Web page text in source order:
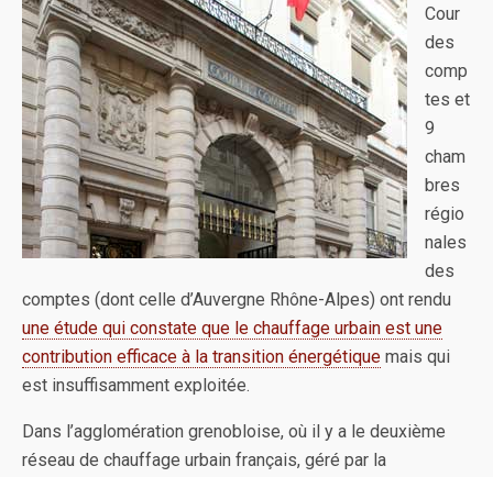
Cour
des
comp
tes et
9
cham
bres
régio
nales
des
comptes (dont celle d’Auvergne Rhône-Alpes) ont rendu
une étude qui constate que le chauffage urbain est une
contribution efficace à la transition énergétique mais qui
est insuffisamment exploitée.
Dans l’agglomération grenobloise, où il y a le deuxième
réseau de chauffage urbain français, géré par la